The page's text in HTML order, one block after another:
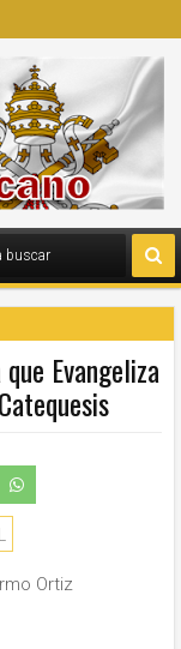
Evangeliza
Ortiz